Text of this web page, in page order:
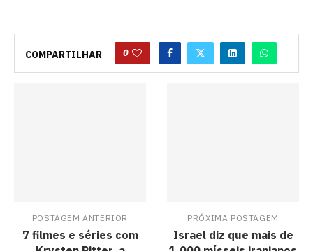
COMPARTILHAR 0
POSTAGEM ANTERIOR
7 filmes e séries com
PRÓXIMA POSTAGEM
Israel diz que mais de